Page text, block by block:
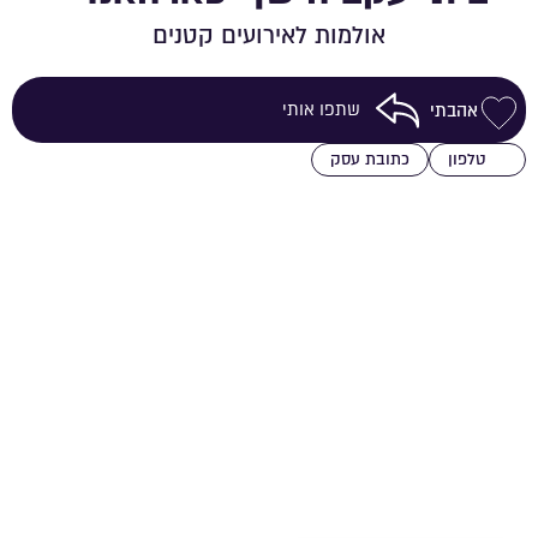
אולמות לאירועים קטנים
טלפון כתובת עסק
שמירה ברשימת מועדפים
אהבתי שתפו אותי